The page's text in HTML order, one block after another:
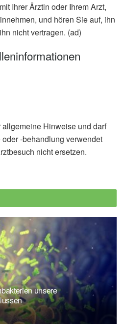
Ihrer Ärztin oder Ihrem Arzt,
und hören Sie auf, ihn
nicht vertragen. (ad)
It Work?, (Abruf:
Hinweise und darf
-behandlung verwendet
nicht ersetzen.
unsere